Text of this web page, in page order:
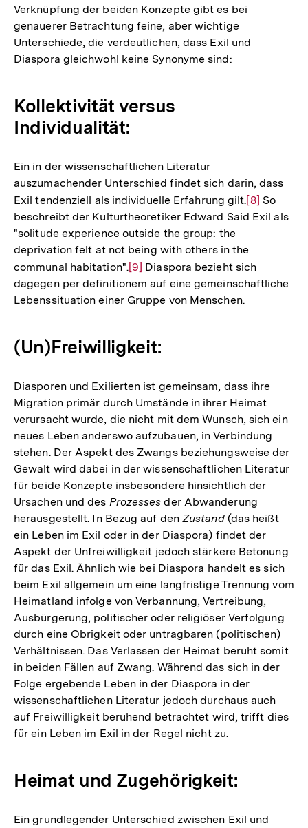
Auflösung
der
Fußnote
Verknüpfung der beiden Konzepte gibt es bei
genauerer Betrachtung feine, aber wichtige
Unterschiede, die verdeutlichen, dass Exil und
Diaspora gleichwohl keine Synonyme sind:
Kollektivität versus
Individualität:
Ein in der wissenschaftlichen Literatur
auszumachender Unterschied findet sich darin, dass
Exil tendenziell als individuelle Erfahrung gilt.Zur
Auflösung
Fußnote
[8] So
beschreibt der Kulturtheoretiker Edward Said Exil als
"solitude experience outside the group: the
deprivation felt at not being with others in the
communal habitation".Zur
Auflösung
der
[9] Diaspora bezieht sich
dagegen per definitionem auf eine gemeinschaftliche
Lebenssituation einer Gruppe von Menschen.
(Un)Freiwilligkeit:
Diasporen und Exilierten ist gemeinsam, dass ihre
Migration primär durch Umstände in ihrer Heimat
verursacht wurde, die nicht mit dem Wunsch, sich ein
neues Leben anderswo aufzubauen, in Verbindung
stehen. Der Aspekt des Zwangs beziehungsweise der
Gewalt wird dabei in der wissenschaftlichen Literatur
für beide Konzepte insbesondere hinsichtlich der
Ursachen und des Prozesses der Abwanderung
herausgestellt. In Bezug auf den Zustand(das heißt
ein Leben im Exil oder in der Diaspora) findet der
Aspekt der Unfreiwilligkeit jedoch stärkere Betonung
für das Exil. Ähnlich wie bei Diaspora handelt es sich
beim Exil allgemein um eine langfristige Trennung vom
Heimatland infolge von Verbannung, Vertreibung,
Ausbürgerung, politischer oder religiöser Verfolgung
durch eine Obrigkeit oder untragbaren (politischen)
Verhältnissen. Das Verlassen der Heimat beruht somit
in beiden Fällen auf Zwang. Während das sich in der
Folge ergebende Leben in der Diaspora in der
wissenschaftlichen Literatur jedoch durchaus auch
auf Freiwilligkeit beruhend betrachtet wird, trifft dies
für ein Leben im Exil in der Regel nicht zu.
Heimat und Zugehörigkeit:
Ein grundlegender Unterschied zwischen Exil und